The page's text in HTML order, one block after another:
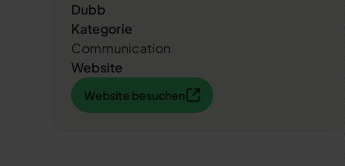
Dubb
Kategorie
Communication
Website
Website besuchen
Website besuchen